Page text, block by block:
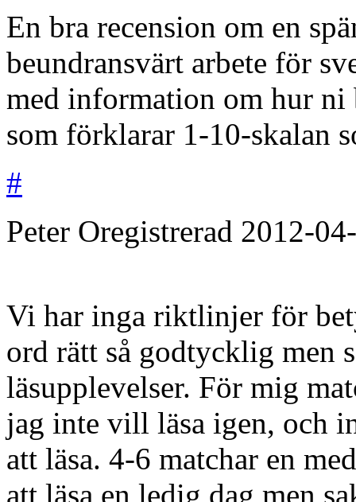
En bra recension om en
beundransvärt arbete för
med information om hur ni
som förklarar 1-10-skalan
#
Peter Oregistrerad 2012-
Vi har inga riktlinjer för
ord rätt så godtycklig men
läsupplevelser. För mig
jag inte vill läsa igen, och
att läsa. 4-6 matchar en
att läsa en ledig dag men